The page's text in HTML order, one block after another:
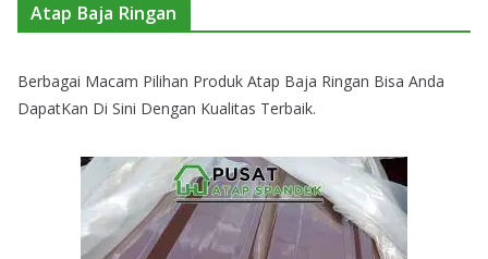
Atap Baja Ringan
Berbagai Macam Pilihan Produk Atap Baja Ringan Bisa Anda
DapatKan Di Sini Dengan Kualitas Terbaik.